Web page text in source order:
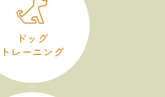
ドッグ
トレーニング